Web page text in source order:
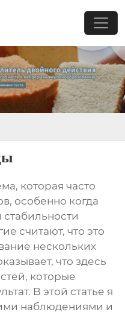
которая часто
особенно когда
стабильности
считают, что это
нескольких
что здесь
которые
В этой статье я
наблюдениями и